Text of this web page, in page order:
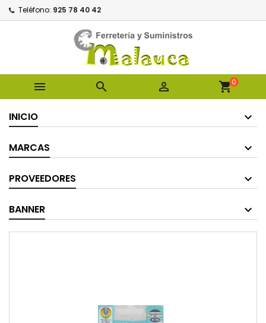
Teléfono: 925 78 40 42
   shopping_cart0
INICIO
MARCAS
PROVEEDORES
BANNER